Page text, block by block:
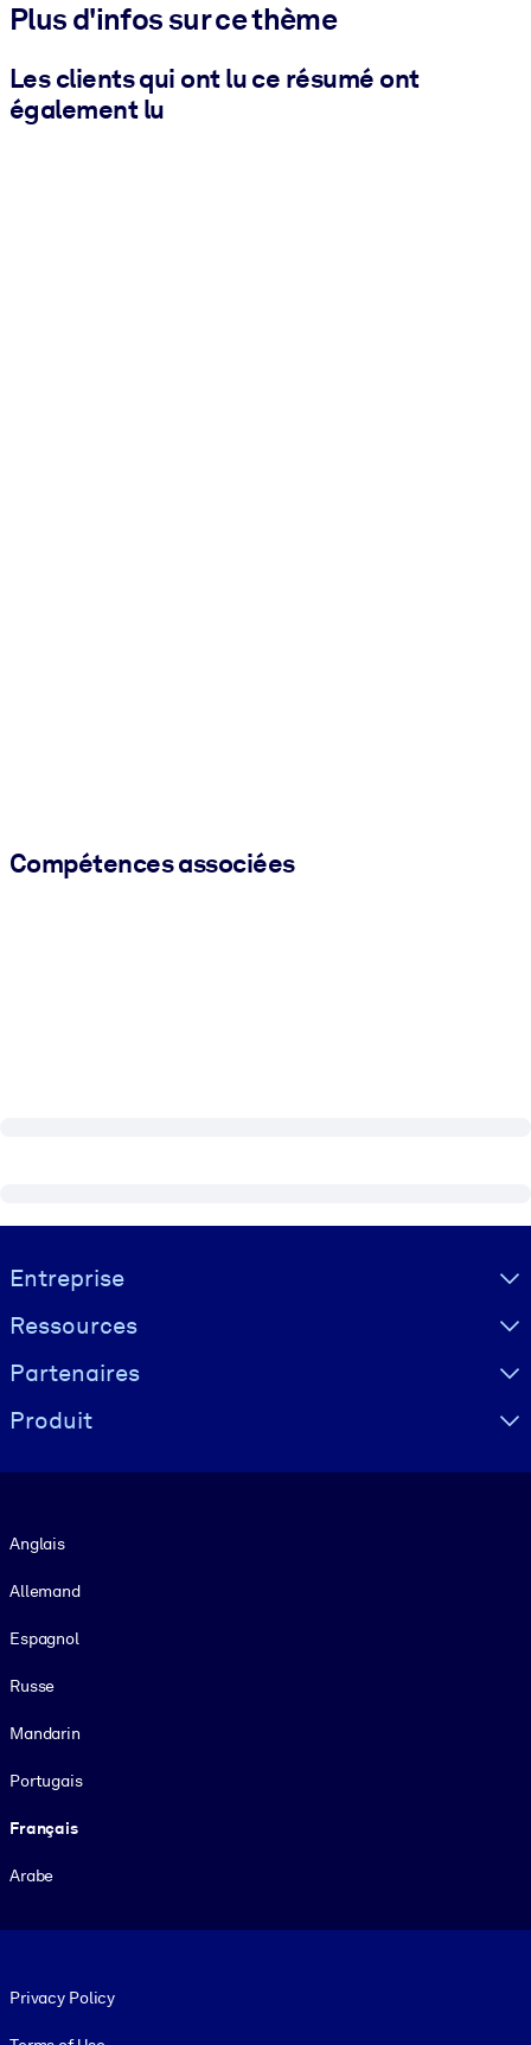
Plus d'infos sur ce thème
Les clients qui ont lu ce résumé ont
également lu
Compétences associées
Visually hidden Text
Entreprise
Ressources
Partenaires
Produit
Anglais
Allemand
Espagnol
Russe
Mandarin
Portugais
Français
Arabe
Privacy Policy